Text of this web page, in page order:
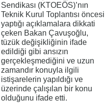
Sendikası (KTOEÖS)’nın
Teknik Kurul Toplantısı öncesi
yaptığı açıklamalara dikkati
çeken Bakan Çavuşoğlu,
tüzük değişikliğinin ifade
edildiği gibi ansızın
gerçekleşmediğini ve uzun
zamandır konuyla ilgili
istişarelerin yapıldığı ve
üzerinde çalışılan bir konu
olduğunu ifade etti.